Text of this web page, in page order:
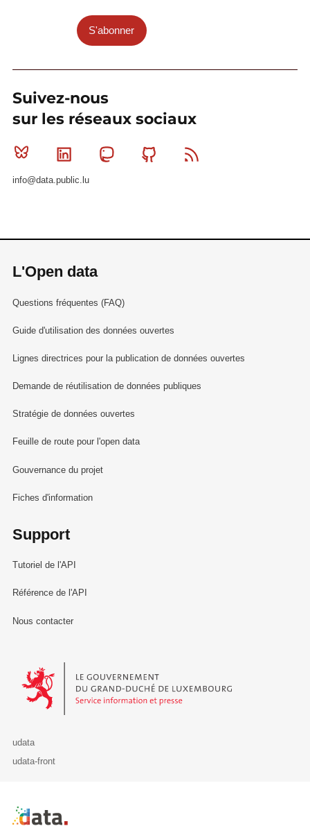
S'abonner
Suivez-nous
sur les réseaux sociaux
Bluesky Linkedin MastodonGithub
info@data.public.lu
L'Open data
Questions fréquentes (FAQ)
Guide d'utilisation des données ouvertes
Lignes directrices pour la publication de données ouvertes
Demande de réutilisation de données publiques
Stratégie de données ouvertes
Feuille de route pour l'open data
Gouvernance du projet
Fiches d'information
Support
Tutoriel de l'API
Référence de l'API
Nous contacter
Le Gouvernement du Grand-Duché de Luxembourg - Service
udata
udata-front
Retour à l'accueil de data.public.lu